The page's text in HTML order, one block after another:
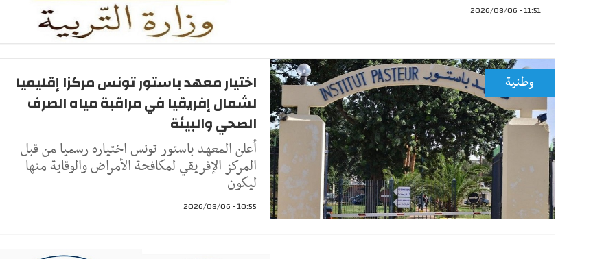
11:51 - 2026/08/06
وطنية
اختيار معهد باستور تونس مركزا إقليميا
لشمال إفريقيا في مراقبة مياه الصرف
الصحي والبيئة
أعلن المعهد باستور تونس اختياره رسميا من قبل
المركز الإفريقي لمكافحة الأمراض والوقاية منها
ليكون
10:55 - 2026/08/06